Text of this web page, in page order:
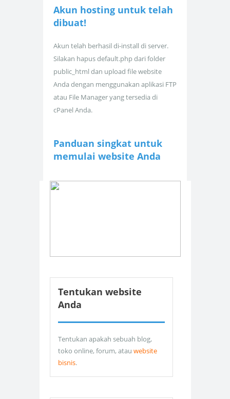
Akun hosting untuk telah
dibuat!
Akun telah berhasil di-install di server.
Silakan hapus default.php dari folder
public_html dan upload file website
Anda dengan menggunakan aplikasi FTP
atau File Manager yang tersedia di
cPanel Anda.
Panduan singkat untuk
memulai website Anda
Tentukan website
Anda
Tentukan apakah sebuah blog,
toko online, forum, atau website
bisnis.